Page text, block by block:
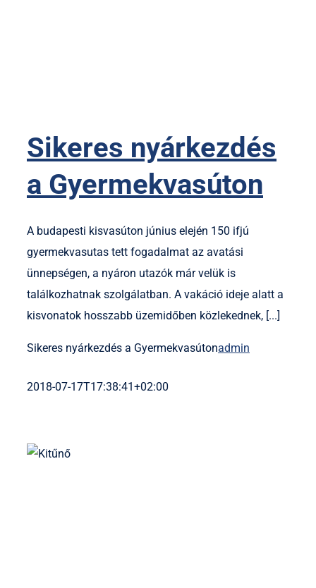
Sikeres nyárkezdés
a Gyermekvasúton
A budapesti kisvasúton június elején 150 ifjú
gyermekvasutas tett fogadalmat az avatási
ünnepségen, a nyáron utazók már velük is
találkozhatnak szolgálatban. A vakáció ideje alatt a
kisvonatok hosszabb üzemidőben közlekednek, [...]
Sikeres nyárkezdés a Gyermekvasútonadmin
2018-07-17T17:38:41+02:00